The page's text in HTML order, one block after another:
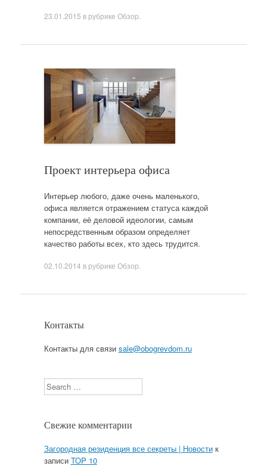
23.01.2015 в рубрике Обзор
Проект интерьера офиса
Интерьер любого, даже очень маленького,
офиса является отражением статуса каждой
компании, её деловой идеологии, самым
непосредственным образом определяет
качество работы всех, кто здесь трудится.
02.10.2014 в рубрике Обзор
Контакты
Контакты для связи sale@obogrevdom.ru
Search
Свежие комментарии
Загородная резиденция все секреты | Новостик
записи TOP 10